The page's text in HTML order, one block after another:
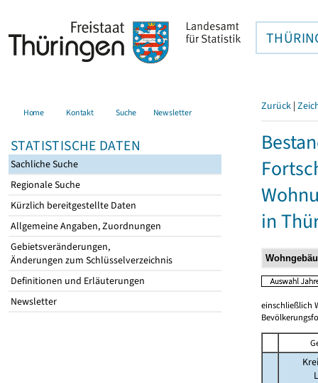
Home Kontakt Suche Newsletter
STATISTISCHE DATEN
Sachliche Suche
Regionale Suche
Kürzlich bereitgestellte Daten
Allgemeine Angaben, Zuordnungen
Gebietsveränderungen,
Änderungen zum Schlüsselverzeichnis
Definitionen und Erläuterungen
Newsletter
Zurück |
in
einschließlich